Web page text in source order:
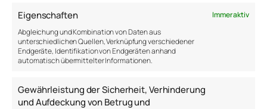
Eigenschaften
Immer aktiv
Abgleichung und Kombination von Daten aus
unterschiedlichen Quellen, Verknüpfung verschiedener
Endgeräte, Identifikation von Endgeräten anhand
automatisch übermittelter Informationen.
Gewährleistung der Sicherheit, Verhinderung
und Aufdeckung von Betrug und
deshalb auch unmotiviert. Sie geben Verantwortung
ab. Es ist nicht ihre Verantwortung, dass das Leben
so ist, wie es ist. Das Leben ist unfair. Ungerecht. Ich
kann nichts dafür. Ich bin nicht verantwortlich.
bin eben …